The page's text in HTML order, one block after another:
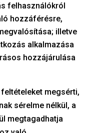
felhasználókról
hozzáférésre,
illetve
alkalmazása
hozzájárulása
megsérti,
sérelme nélkül, a
megtagadhatja